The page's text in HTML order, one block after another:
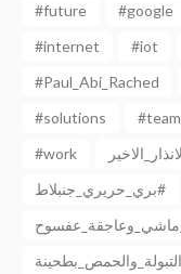
#future
#google
#internet
#iot
#Paul_Abi_Rached
#solutions
#team
#work
بري_حريري_جنبلاط#